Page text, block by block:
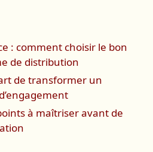
: comment choisir le bon
de distribution
de transformer un
à maîtriser avant de